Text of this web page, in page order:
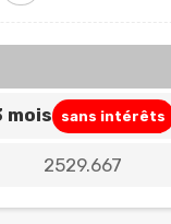
mois sans intérêts
2529.667